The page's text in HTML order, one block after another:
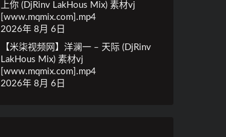
上你 (DjRinv LakHous Mix) 素材vj
[www.mqmix.com].mp4
2026年 8月 6日
【米柒视频网】洋澜一 – 天际 (DjRinv
LakHous Mix) 素材vj
[www.mqmix.com].mp4
2026年 8月 6日